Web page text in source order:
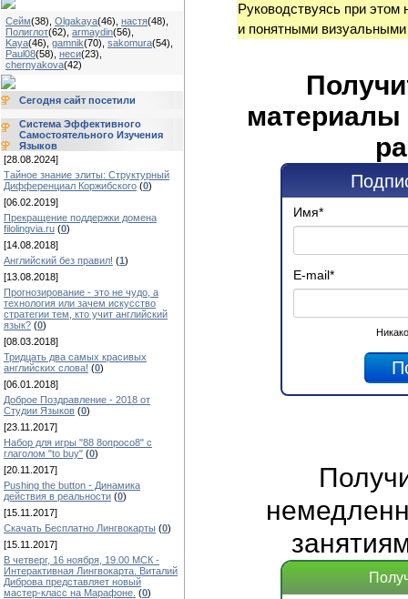
Сейм(38) Olgakaya(46) настя(48)
Полиглот(62) armaydin(56)
Kaya(46) gamnik(70) sakomura(54)
Paul08(58) неси(23)
chernyakova(42)
Сегодня сайт посетили
Система Эффективного
Самостоятельного Изучения
Языков
[28.08.2024]
Тайное знание элиты: Структурный
Дифференциал Коржибского (0)
[06.02.2019]
Прекращение поддержки домена
filolingvia.ru (0)
[14.08.2018]
Английский без правил! (1)
[13.08.2018]
Прогнозирование - это не чудо, а
технология или зачем искусство
стратегии тем, кто учит английский
язык? (0)
[08.03.2018]
Тридцать два самых красивых
английских слова! (0)
[06.01.2018]
Доброе Поздравление - 2018 от
Студии Языков (0)
[23.11.2017]
Набор для игры "88 8опросо8" с
глаголом "to buy" (0)
[20.11.2017]
Pushing the button - Динамика
действия в реальности (0)
[15.11.2017]
Скачать Бесплатно Лингвокарты (0)
[15.11.2017]
В четверг, 16 ноября, 19.00 МСК -
Интерактивная Лингвокарта. Виталий
Диброва представляет новый
мастер-класс на Марафоне. (0)
Руководствуясь при
и понятными
материалы
Имя*
E-mail*